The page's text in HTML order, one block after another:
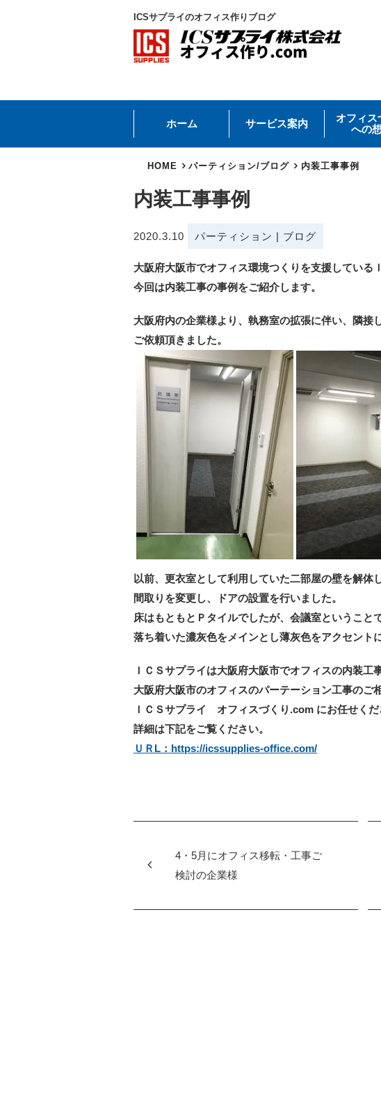
ICSサプライのオフィス作りブログ
ホーム サービス案内
オフィス
への
HOME パーティション/ブログ 内装工事事例
内装工事事例
2020.3.10 パーティション | ブログ
大阪府大阪市でオフィス環境つくりを支援している
今回は内装工事の事例をご紹介します。
大阪府内の企業様より、執務室の拡張に伴い、隣接
ご依頼頂きました。
以前、更衣室として利用していた二部屋の壁を解体
間取りを変更し、ドアの設置を行いました。
床はもともとＰタイルでしたが、会議室ということ
落ち着いた濃灰色をメインとし薄灰色をアクセント
ＩＣＳサプライは大阪府大阪市でオフィスの内装工
大阪府大阪市のオフィスのパーテーション工事のご
ＩＣＳサプライ オフィスづくり.com にお任せくだ
詳細は下記をご覧ください。
ＵＲL：https://icssupplies-office.com/
4・5月にオフィス移転・工事ご
検討の企業様